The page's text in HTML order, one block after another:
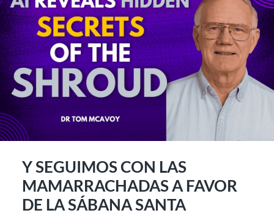
Y SEGUIMOS CON LAS
MAMARRACHADAS A FAVOR
DE LA SÁBANA SANTA